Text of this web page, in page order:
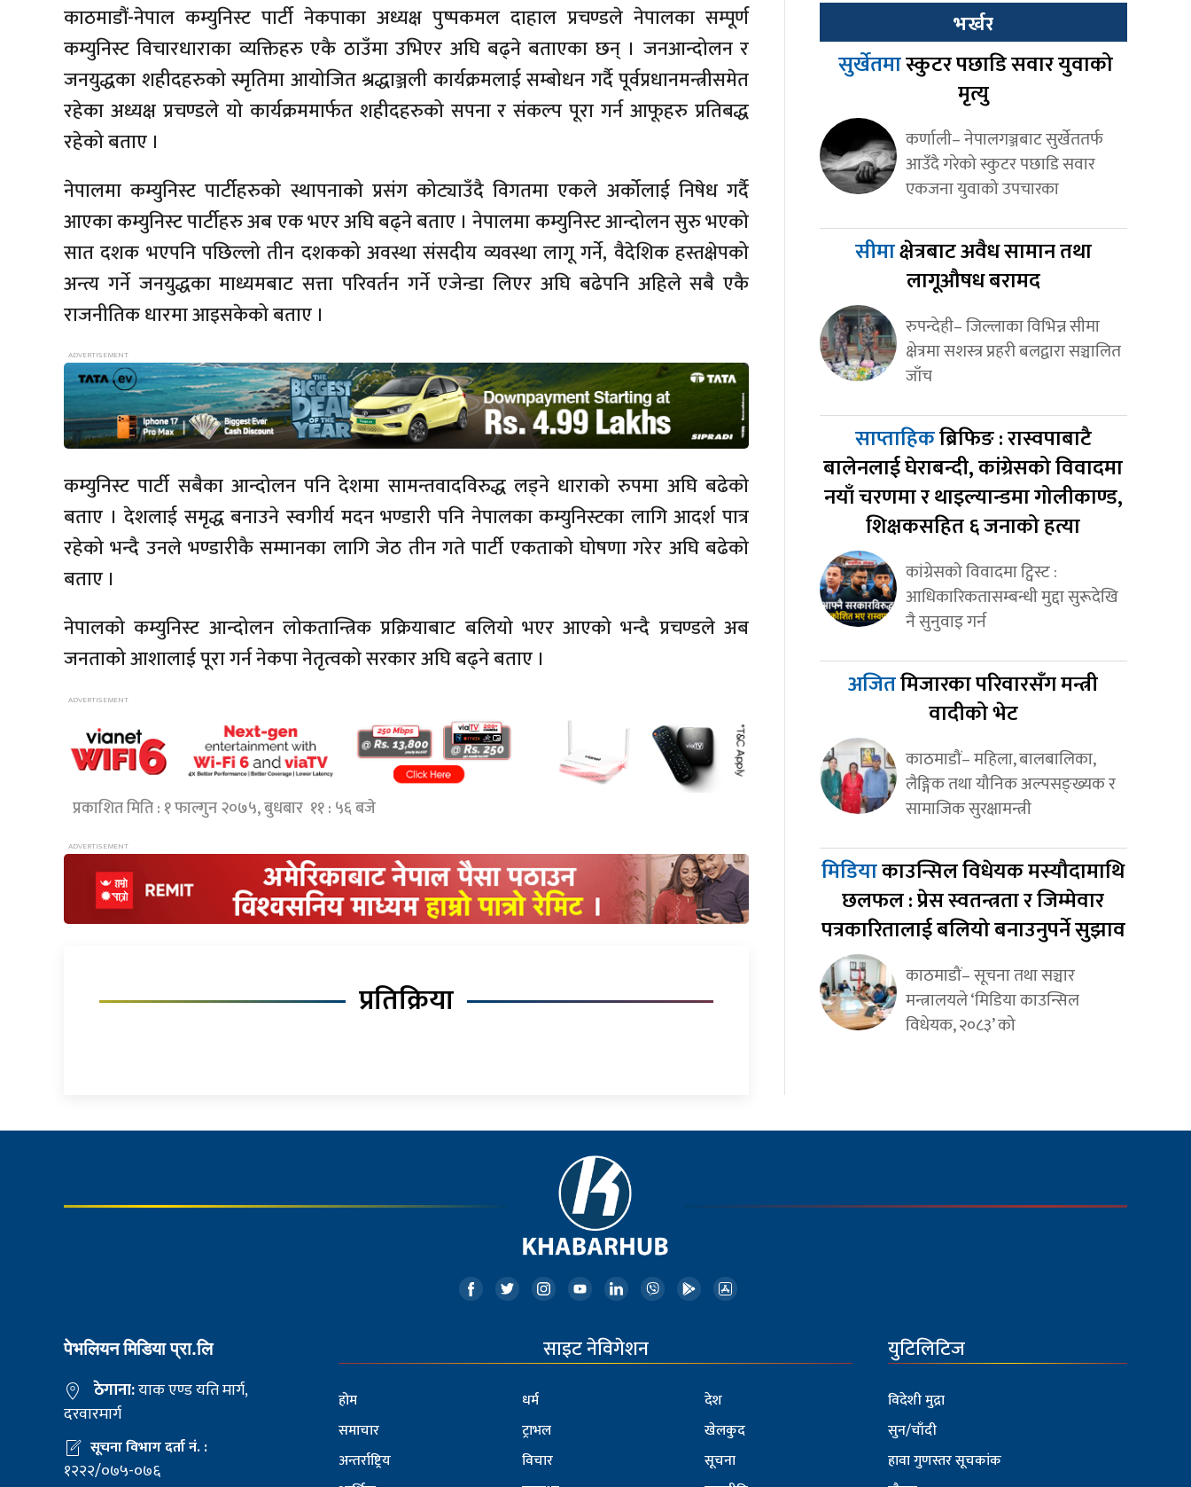
काठमाडौं-नेपाल कम्युनिस्ट पार्टी नेकपाका अध्यक्ष पुष्पकमल दाहाल प्रचण्डले नेपालका सम्पूर्ण
कम्युनिस्ट विचारधाराका व्यक्तिहरु एकै ठाउँमा उभिएर अघि बढ्ने बताएका छन् । जनआन्दोलन र
जनयुद्धका शहीदहरुको स्मृतिमा आयोजित श्रद्धाञ्जली कार्यक्रमलाई सम्बोधन गर्दै पूर्वप्रधानमन्त्रीसमेत
रहेका अध्यक्ष प्रचण्डले यो कार्यक्रममार्फत शहीदहरुको सपना र संकल्प पूरा गर्न आफूहरु प्रतिबद्ध
रहेको बताए ।
नेपालमा कम्युनिस्ट पार्टीहरुको स्थापनाको प्रसंग कोट्याउँदै विगतमा एकले अर्कोलाई निषेध गर्दै
आएका कम्युनिस्ट पार्टीहरु अब एक भएर अघि बढ्ने बताए । नेपालमा कम्युनिस्ट आन्दोलन सुरु भएको
सात दशक भएपनि पछिल्लो तीन दशकको अवस्था संसदीय व्यवस्था लागू गर्ने, वैदेशिक हस्तक्षेपको
अन्त्य गर्ने जनयुद्धका माध्यमबाट सत्ता परिवर्तन गर्ने एजेन्डा लिएर अघि बढेपनि अहिले सबै एकै
राजनीतिक धारमा आइसकेको बताए ।
कम्युनिस्ट पार्टी सबैका आन्दोलन पनि देशमा सामन्तवादविरुद्ध लड्ने धाराको रुपमा अघि बढेको
बताए । देशलाई समृद्ध बनाउने स्वगीर्य मदन भण्डारी पनि नेपालका कम्युनिस्टका लागि आदर्श पात्र
रहेको भन्दै उनले भण्डारीकै सम्मानका लागि जेठ तीन गते पार्टी एकताको घोषणा गरेर अघि बढेको
बताए ।
नेपालको कम्युनिस्ट आन्दोलन लोकतान्त्रिक प्रक्रियाबाट बलियो भएर आएको भन्दै प्रचण्डले अब
जनताको आशालाई पूरा गर्न नेकपा नेतृत्वको सरकार अघि बढ्ने बताए ।
प्रकाशित मिति : १ फाल्गुन २०७५, बुधबार ११ : ५६ बजे
प्रतिक्रिया
भर्खर
सुर्खेतमास्कुटर पछाडि सवार युवाको
मृत्यु
कर्णाली– नेपालगञ्जबाट सुर्खेततर्फ
आउँदै गरेको स्कुटर पछाडि सवार
एकजना युवाको उपचारका
सीमाक्षेत्रबाट अवैध सामान तथा
लागूऔषध बरामद
रुपन्देही– जिल्लाका विभिन्न सीमा
क्षेत्रमा सशस्त्र प्रहरी बलद्वारा सञ्चालित
जाँच
साप्ताहिकब्रिफिङ : रास्वपाबाटै
बालेनलाई घेराबन्दी, कांग्रेसको विवादमा
नयाँ चरणमा र थाइल्यान्डमा गोलीकाण्ड,
शिक्षकसहित ६ जनाको हत्या
कांग्रेसको विवादमा ट्विस्ट :
आधिकारिकतासम्बन्धी मुद्दा सुरूदेखि
नै सुनुवाइ गर्न
अजितमिजारका परिवारसँग मन्त्री
वादीको भेट
काठमाडौं– महिला, बालबालिका,
लैङ्गिक तथा यौनिक अल्पसङ्ख्यक र
सामाजिक सुरक्षामन्त्री
मिडियाकाउन्सिल विधेयक मस्यौदामाथि
छलफल : प्रेस स्वतन्त्रता र जिम्मेवार
पत्रकारितालाई बलियो बनाउनुपर्ने सुझाव
काठमाडौं– सूचना तथा सञ्चार
मन्त्रालयले ‘मिडिया काउन्सिल
विधेयक, २०८३’ को
पेभलियन मिडिया प्रा.लि
ठेगाना:याक एण्ड यति मार्ग,
दरवारमार्ग
सूचना विभाग दर्ता नं. :
१२२२/०७५-०७६
साइट नेविगेशन
होम
समाचार
अन्तर्राष्ट्रिय
धर्म
ट्राभल
विचार
देश
खेलकुद
सूचना
युटिलिटिज
विदेशी मुद्रा
सुन/चाँदी
हावा गुणस्तर सूचकांक